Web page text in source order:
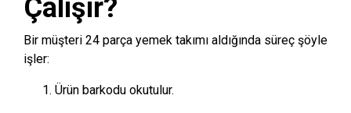
Çalışır?
Bir müşteri 24 parça yemek takımı aldığında süreç şöyle
işler:
Ürün barkodu okutulur.